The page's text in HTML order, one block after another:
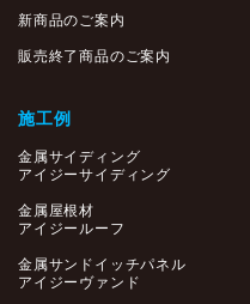
新商品のご案内
販売終了商品のご案内
施工例
金属サイディング
アイジーサイディング
金属屋根材
アイジールーフ
金属サンドイッチパネル
アイジーヴァンド